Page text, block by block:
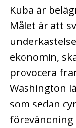
Kuba är
Målet är att
ekonomin,
provocera
Washington
som sedan
förevändning